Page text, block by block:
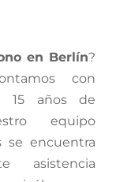
en Berlín?
con
15 años de
equipo
se encuentra
asistencia